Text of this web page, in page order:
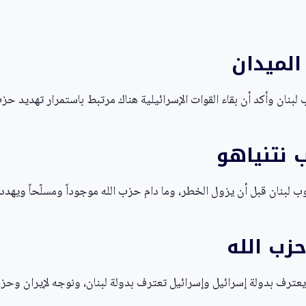
وأكد أن بقاء القوات الإسرائيلية هناك مرتبط باستمرار تهديد
قبل أن يزول الخطر، وما دام حزب الله موجوداً ومسلّحاً
الله
بدولة إسرائيل وإسرائيل تعترف بدولة لبنان، ونوجه لإيران